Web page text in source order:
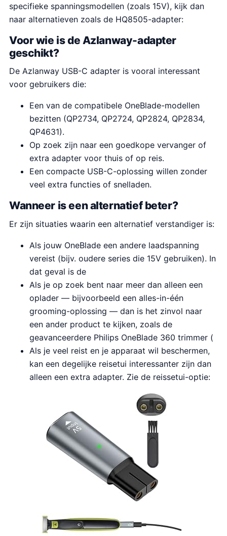
specifieke spanningsmodellen (zoals 15V), kijk dan
naar alternatieven zoals de HQ8505-adapter:
Voor wie is de Azlanway-adapter
geschikt?
De Azlanway USB-C adapter is vooral interessant
voor gebruikers die:
Een van de compatibele OneBlade-modellen
bezitten (QP2734, QP2724, QP2824, QP2834,
QP4631).
Op zoek zijn naar een goedkope vervanger of
extra adapter voor thuis of op reis.
Een compacte USB-C-oplossing willen zonder
veel extra functies of snelladen.
Wanneer is een alternatief beter?
Er zijn situaties waarin een alternatief verstandiger is:
Als jouw OneBlade een andere laadspanning
vereist (bijv. oudere series die 15V gebruiken). In
dat geval is de
Als je op zoek bent naar meer dan alleen een
oplader — bijvoorbeeld een alles-in-één
grooming-oplossing — dan is het zinvol naar
een ander product te kijken, zoals de
geavanceerdere Philips OneBlade 360 trimmer (
Als je veel reist en je apparaat wil beschermen,
kan een degelijke reisetui interessanter zijn dan
alleen een extra adapter. Zie de reissetui-optie: